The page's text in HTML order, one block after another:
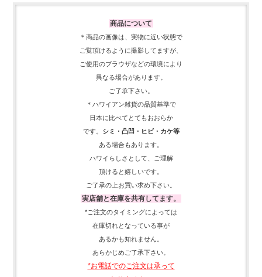
商品について
＊商品の画像は、実物に近い状態で
ご覧頂けるように撮影してますが、
ご使用のブラウザなどの環境により
異なる場合があります。
ご了承下さい。
＊ハワイアン雑貨の品質基準で
日本に比べてとてもおおらか
です。
シミ・凸凹・ヒビ・カケ等
ある場合もあります。
ハワイらしさとして、
ご理解
頂ける と嬉しいです。
ご了承の上お買い求め下さい。
実店舗と在庫を共有してます。
*ご注文のタイミングによっては
在庫切れとなっている事が
あるかも知れません。
あらかじめご了承下さい。
*お電話でのご注文は承って